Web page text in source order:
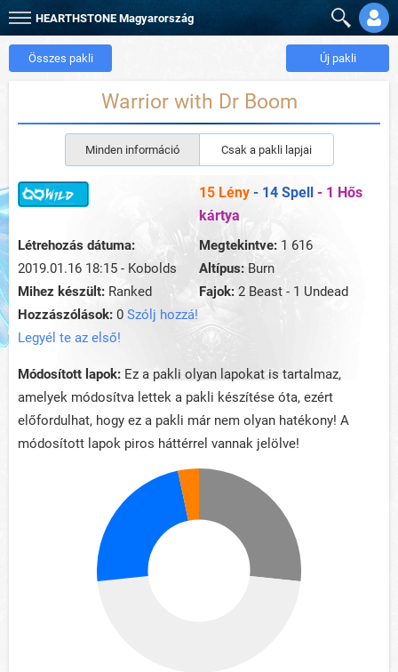
HEARTHSTONE Magyarország
Összes pakli Új pakli
Warrior with Dr Boom
Minden információ Csak a pakli lapjai
15 Lény - 14 Spell - 1 Hős
kártya
Létrehozás dátuma:
2019.01.16 18:15 - Kobolds
Megtekintve: 1 616
Altípus: Burn
Mihez készült: Ranked Fajok: 2 Beast - 1 Undead
Hozzászólások: 0 Szólj hozzá!
Legyél te az első!
Módosított lapok: Ez a pakli olyan lapokat is tartalmaz,
amelyek módosítva lettek a pakli készítése óta, ezért
előfordulhat, hogy ez a pakli már nem olyan hatékony! A
módosított lapok piros háttérrel vannak jelölve!